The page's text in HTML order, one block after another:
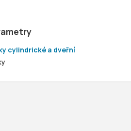
cylindrické a dveřní